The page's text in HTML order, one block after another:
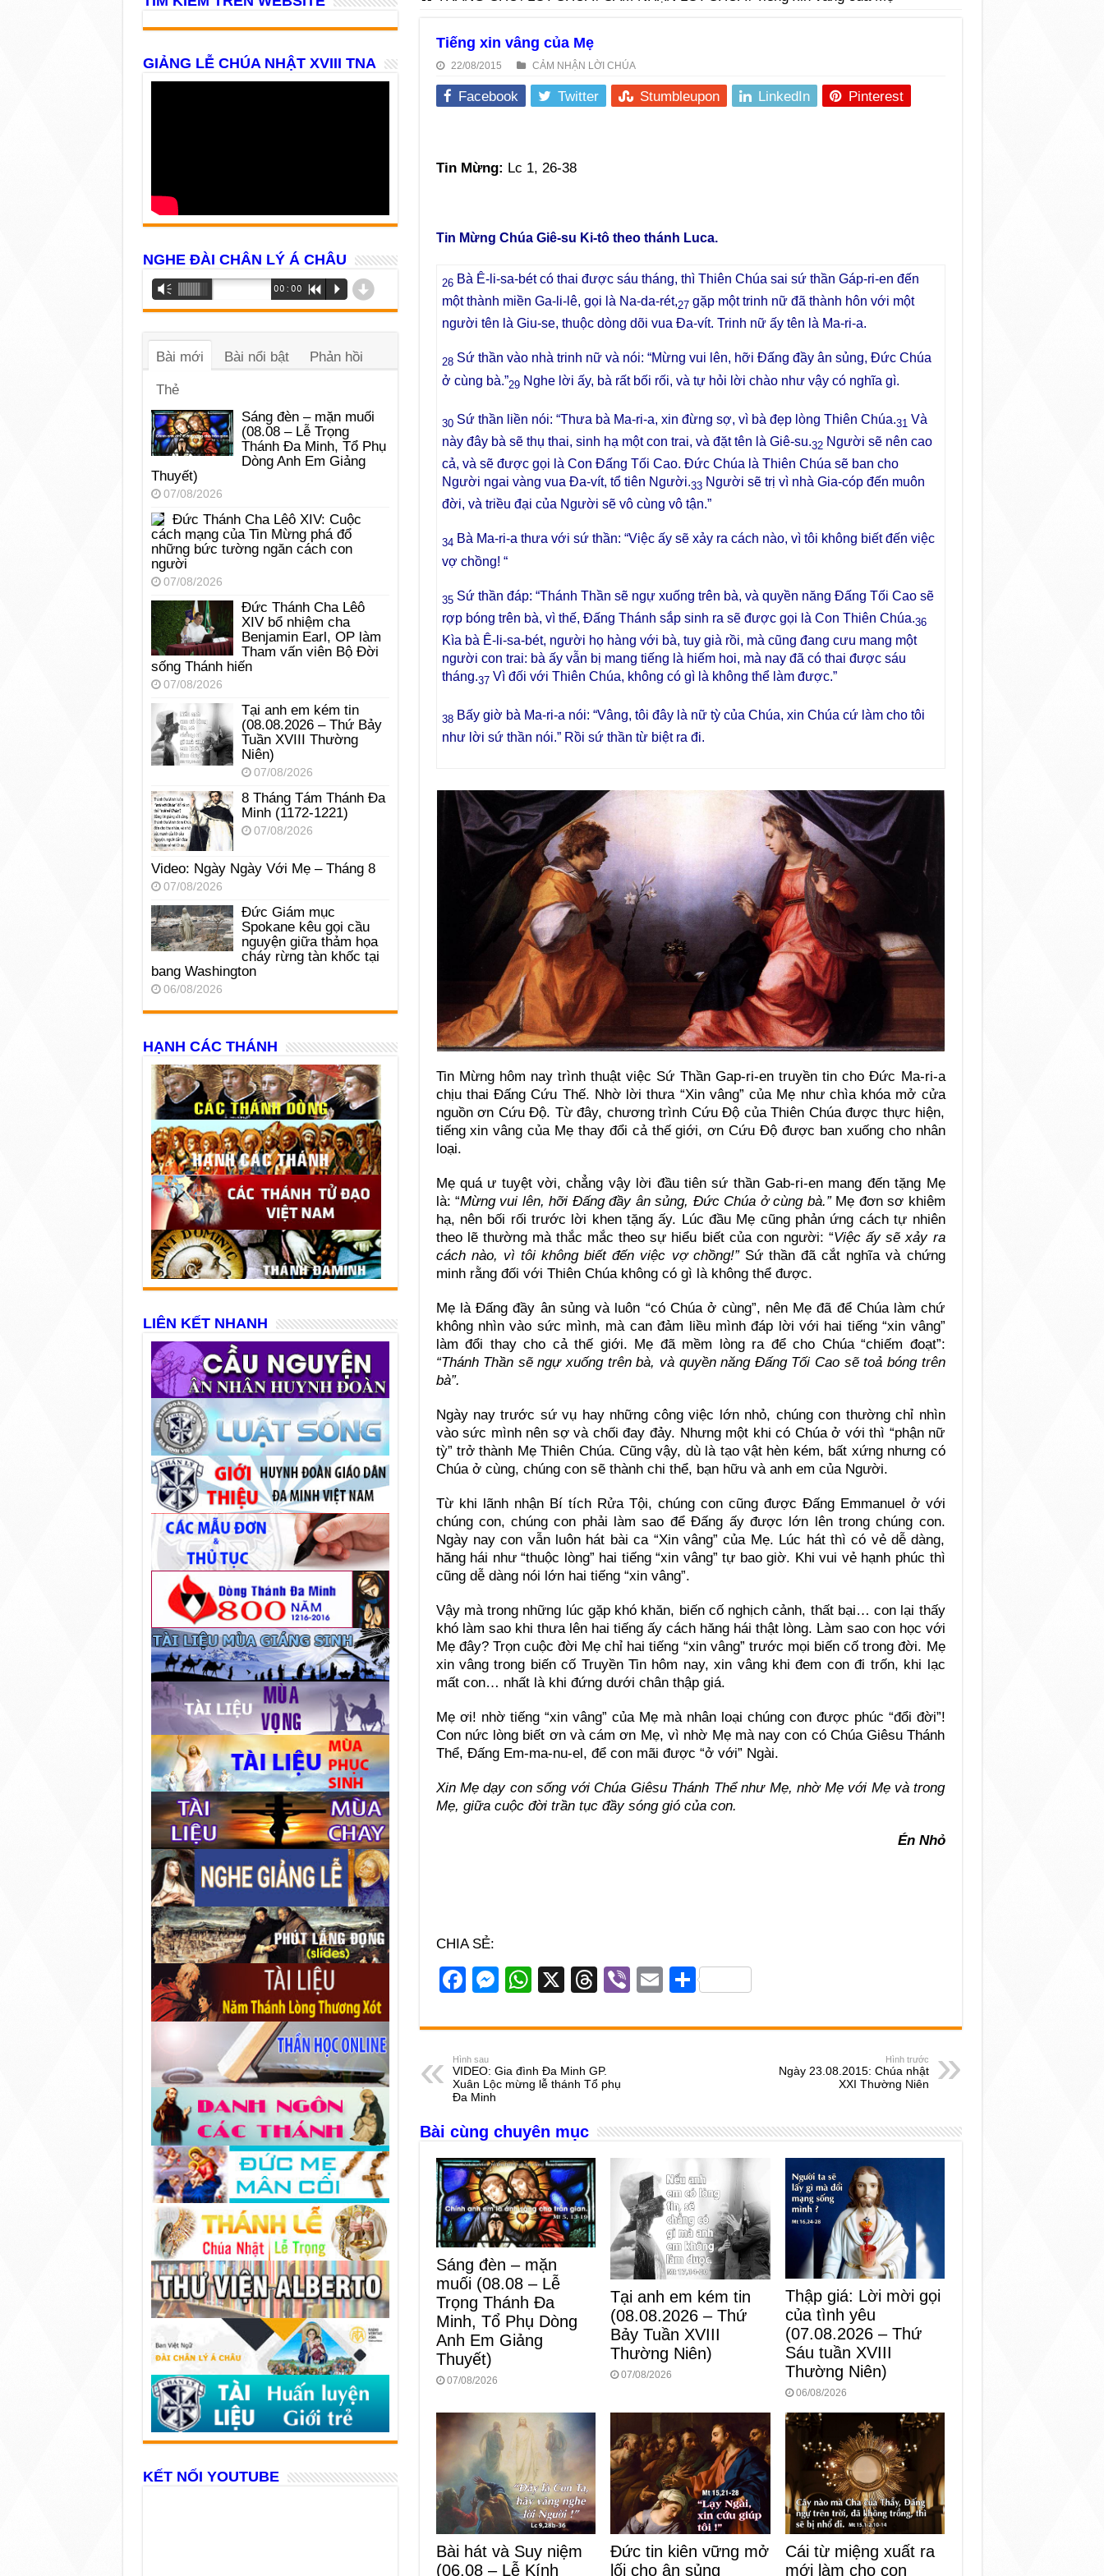
Tiếng xin vâng của Mẹ
22/08/2015 CẢM NHẬN LỜI CHÚA
Facebook Twitter Stumbleupon LinkedIn Pinterest
Tin Mừng: Lc 1, 26-38
Tin Mừng Chúa Giê-su Ki-tô theo thánh Luca.
26 Bà Ê-li-sa-bét có thai được sáu tháng, thì Thiên Chúa sai sứ thần Gáp-ri-en đến
một thành miền Ga-li-lê, gọi là Na-da-rét,27 gặp một trinh nữ đã thành hôn với một
người tên là Giu-se, thuộc dòng dõi vua Đa-vít. Trinh nữ ấy tên là Ma-ri-a.
28 Sứ thần vào nhà trinh nữ và nói: “Mừng vui lên, hỡi Đấng đầy ân sủng, Đức Chúa
ở cùng bà.”29 Nghe lời ấy, bà rất bối rối, và tự hỏi lời chào như vậy có nghĩa gì.
30 Sứ thần liền nói: “Thưa bà Ma-ri-a, xin đừng sợ, vì bà đẹp lòng Thiên Chúa.31 Và
này đây bà sẽ thụ thai, sinh hạ một con trai, và đặt tên là Giê-su.32 Người sẽ nên cao
cả, và sẽ được gọi là Con Đấng Tối Cao. Đức Chúa là Thiên Chúa sẽ ban cho
Người ngai vàng vua Đa-vít, tổ tiên Người.33 Người sẽ trị vì nhà Gia-cóp đến muôn
đời, và triều đại của Người sẽ vô cùng vô tận.”
34 Bà Ma-ri-a thưa với sứ thần: “Việc ấy sẽ xảy ra cách nào, vì tôi không biết đến việc
vợ chồng! “
35 Sứ thần đáp: “Thánh Thần sẽ ngự xuống trên bà, và quyền năng Đấng Tối Cao sẽ
rợp bóng trên bà, vì thế, Đấng Thánh sắp sinh ra sẽ được gọi là Con Thiên Chúa.36
Kìa bà Ê-li-sa-bét, người họ hàng với bà, tuy già rồi, mà cũng đang cưu mang một
người con trai: bà ấy vẫn bị mang tiếng là hiếm hoi, mà nay đã có thai được sáu
tháng.37 Vì đối với Thiên Chúa, không có gì là không thể làm được.”
38 Bấy giờ bà Ma-ri-a nói: “Vâng, tôi đây là nữ tỳ của Chúa, xin Chúa cứ làm cho tôi
như lời sứ thần nói.” Rồi sứ thần từ biệt ra đi.
Tin Mừng hôm nay trình thuật việc Sứ Thần Gap-ri-en truyền tin cho Đức Ma-ri-a
chịu thai Đấng Cứu Thế. Nhờ lời thưa “Xin vâng” của Mẹ như chìa khóa mở cửa
nguồn ơn Cứu Độ. Từ đây, chương trình Cứu Độ của Thiên Chúa được thực hiện,
tiếng xin vâng của Mẹ thay đổi cả thế giới, ơn Cứu Độ được ban xuống cho nhân
loại.
Mẹ quá ư tuyệt vời, chẳng vậy lời đầu tiên sứ thần Gab-ri-en mang đến tặng Mẹ
là: “Mừng vui lên, hỡi Đấng đầy ân sủng, Đức Chúa ở cùng bà.”Mẹ đơn sơ khiêm
hạ, nên bối rối trước lời khen tặng ấy. Lúc đầu Mẹ cũng phản ứng cách tự nhiên
theo lẽ thường mà thắc mắc theo sự hiểu biết của con người: “Việc ấy sẽ xảy ra
cách nào, vì tôi không biết đến việc vợ chồng!” Sứ thần đã cắt nghĩa và chứng
minh rằng đối với Thiên Chúa không có gì là không thể được.
Mẹ là Đấng đầy ân sủng và luôn “có Chúa ở cùng”, nên Mẹ đã để Chúa làm chứ
không nhìn vào sức mình, mà can đảm liều mình đáp lời với hai tiếng “xin vâng”
làm đổi thay cho cả thế giới. Mẹ đã mềm lòng ra để cho Chúa “chiếm đoạt”:
“Thánh Thần sẽ ngự xuống trên bà, và quyền năng Đấng Tối Cao sẽ toả bóng trên
bà”.
Ngày nay trước sứ vụ hay những công việc lớn nhỏ, chúng con thường chỉ nhìn
vào sức mình nên sợ và chối đay đảy. Nhưng một khi có Chúa ở với thì “phận nữ
tỳ” trở thành Mẹ Thiên Chúa. Cũng vậy, dù là tạo vật hèn kém, bất xứng nhưng có
Chúa ở cùng, chúng con sẽ thành chi thể, bạn hữu và anh em của Người.
Từ khi lãnh nhận Bí tích Rửa Tội, chúng con cũng được Đấng Emmanuel ở với
chúng con, chúng con phải làm sao để Đấng ấy được lớn lên trong chúng con.
Ngày nay con vẫn luôn hát bài ca “Xin vâng” của Mẹ. Lúc hát thì có vẻ dễ dàng,
hăng hái như “thuộc lòng” hai tiếng “xin vâng” tự bao giờ. Khi vui vẻ hạnh phúc thì
cũng dễ dàng nói lớn hai tiếng “xin vâng”.
Vậy mà trong những lúc gặp khó khăn, biến cố nghịch cảnh, thất bại… con lại thấy
khó làm sao khi thưa lên hai tiếng ấy cách hăng hái thật lòng. Làm sao con học với
Mẹ đây? Trọn cuộc đời Mẹ chỉ hai tiếng “xin vâng” trước mọi biến cố trong đời. Mẹ
xin vâng trong biến cố Truyền Tin hôm nay, xin vâng khi đem con đi trốn, khi lạc
mất con… nhất là khi đứng dưới chân thập giá.
Mẹ ơi! nhờ tiếng “xin vâng” của Mẹ mà nhân loại chúng con được phúc “đổi đời”!
Con nức lòng biết ơn và cám ơn Mẹ, vì nhờ Mẹ mà nay con có Chúa Giêsu Thánh
Thể, Đấng Em-ma-nu-el, để con mãi được “ở với” Ngài.
Xin Mẹ dạy con sống với Chúa Giêsu Thánh Thể như Mẹ, nhờ Mẹ với Mẹ và trong
Mẹ, giữa cuộc đời trần tục đầy sóng gió của con.
Én Nhỏ
CHIA SẺ:
F
c
e
b
o
o
k
M
ss
n
er
W
at
A
p
X
T
e
d
Vi
er
E
ail
S
ar
Hình sau
VIDEO: Gia đình Đa Minh GP.
Xuân Lộc mừng lễ thánh Tổ phụ
Đa Minh
Hình trước
Ngày 23.08.2015: Chúa nhật
XXI Thường Niên
Bài cùng chuyên mục
Sáng đèn – mặn
muối (08.08 – Lễ
Trọng Thánh Đa
Minh, Tổ Phụ Dòng
Anh Em Giảng
Thuyết)
07/08/2026
Tại anh em kém tin
(08.08.2026 – Thứ
Bảy Tuần XVIII
Thường Niên)
07/08/2026
Thập giá: Lời mời gọi
của tình yêu
(07.08.2026 – Thứ
Sáu tuần XVIII
Thường Niên)
06/08/2026
Bài hát và Suy niệm
(06.08 – Lễ Kính
Đức tin kiên vững mở
lối cho ân sủng
Cái từ miệng xuất ra
mới làm cho con
GIẢNG LỄ CHÚA NHẬT XVIII TNA
NGHE ĐÀI CHÂN LÝ Á CHÂU
Trình
phát
âm
Vm 00:00 R P d
Bài mới Bài nổi bật Phản hồi
Thẻ
Sáng đèn – mặn muối
(08.08 – Lễ Trọng
Thánh Đa Minh, Tổ Phụ
Dòng Anh Em Giảng
Thuyết)
07/08/2026
Đức Thánh Cha Lêô XIV: Cuộc
cách mạng của Tin Mừng phá đổ
những bức tường ngăn cách con
người
07/08/2026
Đức Thánh Cha Lêô
XIV bổ nhiệm cha
Benjamin Earl, OP làm
Tham vấn viên Bộ Đời
sống Thánh hiến
07/08/2026
Tại anh em kém tin
(08.08.2026 – Thứ Bảy
Tuần XVIII Thường
Niên)
07/08/2026
8 Tháng Tám Thánh Ða
Minh (1172-1221)
07/08/2026
Video: Ngày Ngày Với Mẹ – Tháng 8
07/08/2026
Đức Giám mục
Spokane kêu gọi cầu
nguyện giữa thảm họa
cháy rừng tàn khốc tại
bang Washington
06/08/2026
HẠNH CÁC THÁNH
LIÊN KẾT NHANH
KẾT NỐI YOUTUBE